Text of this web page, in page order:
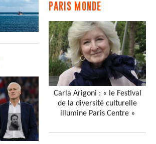
PARIS MONDE
Carla Arigoni : « le Festival
de la diversité culturelle
illumine Paris Centre »